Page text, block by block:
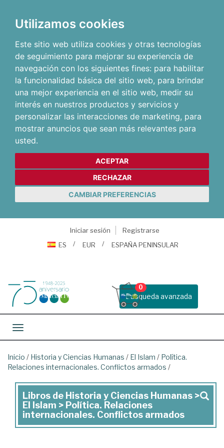
Utilizamos cookies
Este sitio web utiliza cookies y otras tecnologías
de seguimiento para mejorar su experiencia de
navegación con los siguientes fines: para habilitar
la funcionalidad básica del sitio web, para brindar
una mejor experiencia en el sitio web, medir su
interés en nuestros productos y servicios y
personalizar las interacciones de marketing, para
mostrar anuncios que sean más relevantes para
usted.
ACEPTAR
RECHAZAR
CAMBIAR PREFERENCIAS
Iniciar sesión
Registrarse
ES
EUR ESPAÑA PENINSULAR
Busqueda avanzada
0
Toggle navigation
Inicio / Historia y Ciencias Humanas / El Islam / Política.
Relaciones internacionales. Conflictos armados /
Libros
de
Historia
Libros de Historia y Ciencias Humanas >
El Islam > Política. Relaciones
internacionales. Conflictos armados